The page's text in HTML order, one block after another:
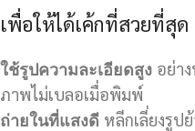
เพื่อให้ได้เค้กที่สวยที่สุ
ใช้รูปความละเอียดสูง อย่า
ภาพไม่เบลอเมื่อพิมพ์
ถ่ายในที่แสงดี หลีกเลี่ยงรูป